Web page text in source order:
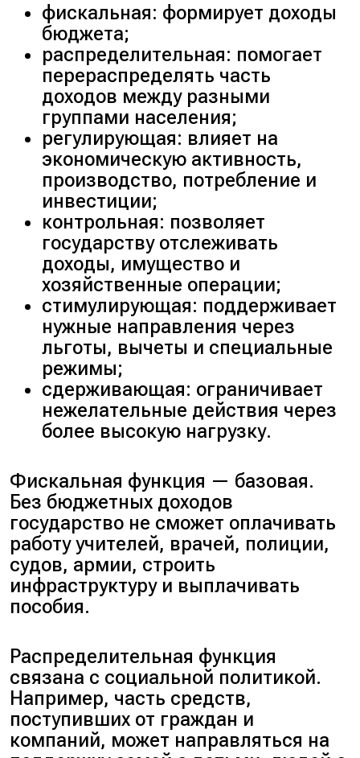
фискальная: формирует доходы
бюджета;
распределительная: помогает
перераспределять часть
доходов между разными
группами населения;
регулирующая: влияет на
экономическую активность,
производство, потребление и
инвестиции;
контрольная: позволяет
государству отслеживать
доходы, имущество и
хозяйственные операции;
стимулирующая: поддерживает
нужные направления через
льготы, вычеты и специальные
режимы;
сдерживающая: ограничивает
нежелательные действия через
более высокую нагрузку.
Фискальная функция — базовая.
Без бюджетных доходов
государство не сможет оплачивать
работу учителей, врачей, полиции,
судов, армии, строить
инфраструктуру и выплачивать
пособия.
Распределительная функция
связана с социальной политикой.
Например, часть средств,
поступивших от граждан и
компаний, может направляться на